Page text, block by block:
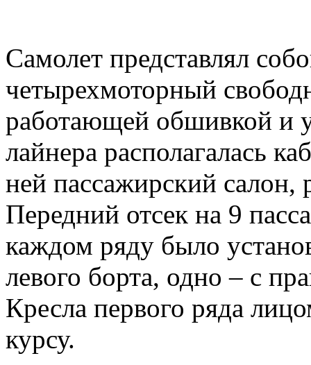
Самолет представлял
четырехмоторный
работающей обшивкой и
лайнера располагалась
ней пассажирский салон,
Передний отсек на 9
каждом ряду было
левого борта, одно – с
Кресла первого ряда
курсу.